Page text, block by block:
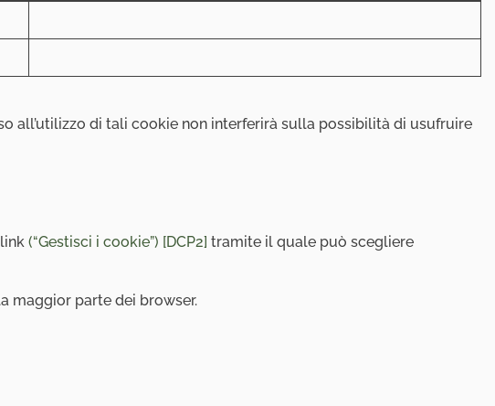
all’utilizzo di tali cookie non interferirà sulla possibilità di usufruire
(“Gestisci i cookie”) [DCP2] tramite il quale può scegliere
maggior parte dei browser.